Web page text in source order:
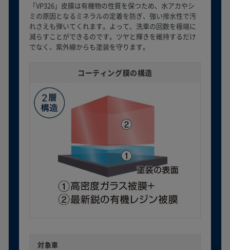
「VP326」皮膜は有機物の性質を保つため、水アカやシ
ミの原因となるミネラルの定着を防ぎ、強い撥水性で汚
れさえも弾いてくれます。よって、洗車の回数を極端に
減らすことができるのです。ツヤと輝きを維持するだけ
でなく、紫外線からも塗装を守ります。
コーティング膜の構造
対象車